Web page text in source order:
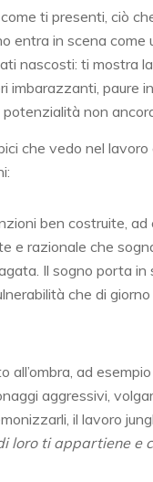
ti presenti, ciò
entra in scena come
nascosti: ti mostra
imbarazzanti, paure
non
che vedo nel lavoro
ben costruite, ad
e razionale che
Il sogno porta in
che di
all’ombra, ad
aggressivi,
il lavoro
loro ti appartiene e